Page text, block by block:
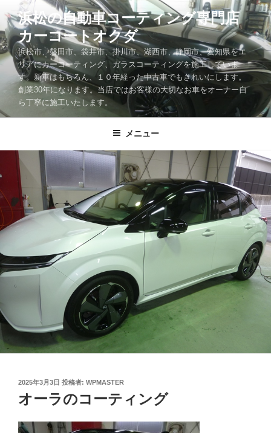
ン
テ
ン
ツ
キ
浜松の自動車コーティング専門店
カーコートオクダ
浜松市、磐田市、袋井市、掛川市、湖西市、静岡市、愛知県をエ
リアにカーコーティング、ガラスコーティングを施工していま
す。新車はもちろん、１０年経った中古車でもきれいにします。
創業30年になります。当店ではお客様の大切なお車をオーナー自
ら丁寧に施工いたします。
メニュー
投
日:
2025年3月3日 投稿者: WPMASTER
オーラのコーティング